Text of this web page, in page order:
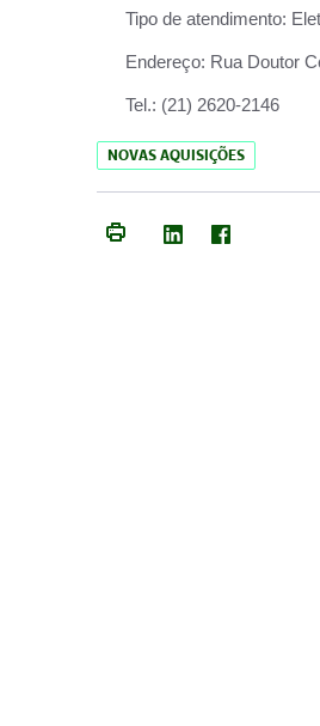
Tipo de atendimento:
Endereço: Rua Doutor
Tel.: (21) 2620-2146
NOVAS AQUISIÇÕES